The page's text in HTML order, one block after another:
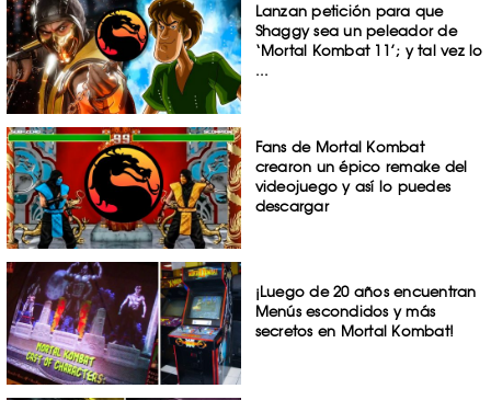
Lanzan petición para que
Shaggy sea un peleador de
‘Mortal Kombat 11’; y tal vez lo
...
Fans de Mortal Kombat
crearon un épico remake del
videojuego y así lo puedes
descargar
¡Luego de 20 años encuentran
Menús escondidos y más
secretos en Mortal Kombat!